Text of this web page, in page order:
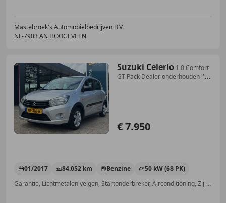
Mastebroek's Automobielbedrijven B.V.
NL-7903 AN HOOGEVEEN
Suzuki Celerio 1.0 Comfort
GT Pack Dealer onderhouden ''
€ 7.950
01/2017 84.052 km Benzine
50 kW (68 PK)
Garantie, Lichtmetalen velgen, Startonderbreker, Airconditioning, Zij-airbags, Centrale deurvergrendeling met afstandsbediening, Hoofd airbag, Airbag passagier